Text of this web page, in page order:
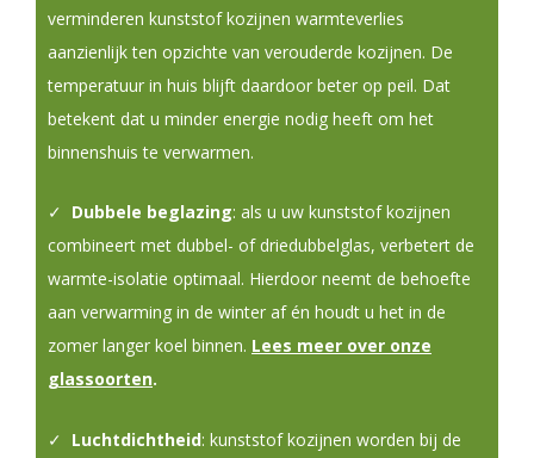
verminderen kunststof kozijnen warmteverlies
aanzienlijk ten opzichte van verouderde kozijnen. De
temperatuur in huis blijft daardoor beter op peil. Dat
betekent dat u minder energie nodig heeft om het
binnenshuis te verwarmen.
✓ Dubbele beglazing: als u uw kunststof kozijnen
combineert met dubbel- of driedubbelglas, verbetert de
warmte-isolatie optimaal. Hierdoor neemt de behoefte
aan verwarming in de winter af én houdt u het in de
zomer langer koel binnen. Lees meer over onze
glassoorten.
✓ Luchtdichtheid: kunststof kozijnen worden bij de